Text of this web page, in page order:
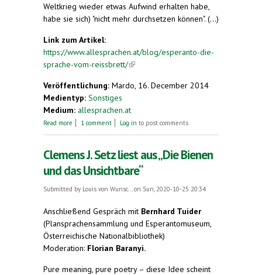
Weltkrieg wieder etwas Aufwind erhalten habe,
habe sie sich) "nicht mehr durchsetzen können". (...)
Link zum Artikel:
https://www.allesprachen.at/blog/esperanto-die-
sprache-vom-reissbrett/(link is external)
Veröffentlichung: Mardo, 16. December 2014
Medientyp: Sonstiges
Medium: allesprachen.at
Read more about Esperanto: Die Sprache vom Reissbrett
1 comment Log in to post comments
Clemens J. Setz liest aus „Die Bienen
und das Unsichtbare“
Submitted by Louis von Wunsc... on Sun, 2020-10-25 20:34
Anschließend Gespräch mit Bernhard Tuider
(Plansprachensammlung und Esperantomuseum,
Österreichische Nationalbibliothek)
Moderation: Florian Baranyi.
Pure meaning, pure poetry – diese Idee scheint